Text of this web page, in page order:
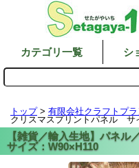
カテゴリ一覧 シ
トップ> 有限会社クラフトプラ
クリスマスプリントパネル サ